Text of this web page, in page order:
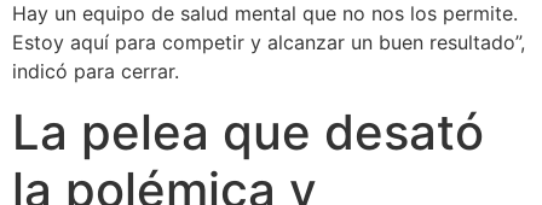
Hay un equipo de salud mental que no nos los permite.
Estoy aquí para competir y alcanzar un buen resultado”,
indicó para cerrar.
La pelea que desató
la polémica y